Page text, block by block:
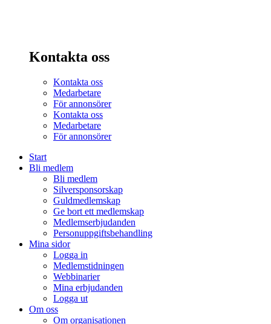
Kontakta oss
Kontakta oss
Medarbetare
För annonsörer
Kontakta oss
Medarbetare
För annonsörer
Start
Bli medlem
Bli medlem
Silversponsorskap
Guldmedlemskap
Ge bort ett medlemskap
Medlemserbjudanden
Personuppgiftsbehandling
Mina sidor
Logga in
Medlemstidningen
Webbinarier
Mina erbjudanden
Logga ut
Om oss
Om organisationen